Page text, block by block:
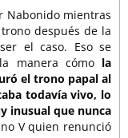
Nabonido mientras
después de la
el caso. Eso se
manera cómo la
el trono papal al
todavía vivo, lo
inusual que nunca
V quien renunció